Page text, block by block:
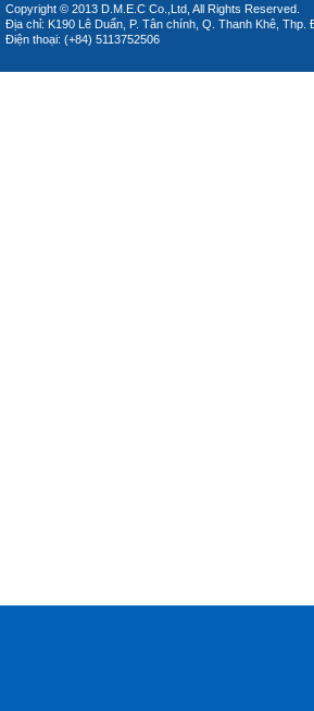
Copyright © 2013 D.M.E.C Co.,Ltd, All Rights Reserved.
Địa chỉ: K190 Lê Duẩn, P. Tân chính, Q. Thanh Khê, Thp.
Điện thoại: (+84) 5113752506